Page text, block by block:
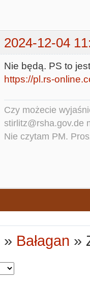
2024-12-04
Nie będą. PS to
https://pl.rs-
Czy możecie
stirlitz@rsha.gov.de
Nie czytam PM.
» Bałagan »